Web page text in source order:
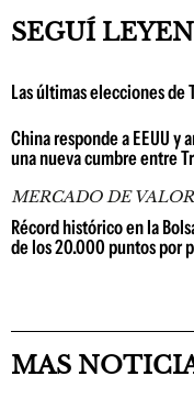
SEGUÍ
Las últimas elecciones de
China responde a EEUU y
una nueva cumbre entre
MERCADO DE
Récord histórico en la
de los 20.000 puntos por
MAS